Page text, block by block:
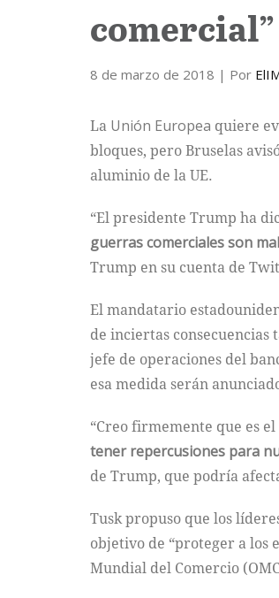
comercial”
8 de marzo de 2018 | Por
La Unión Europea quiere
bloques, pero Bruselas
aluminio de la UE.
“El presidente Trump ha
guerras comerciales son
Trump en su cuenta de
El mandatario
de inciertas
jefe de operaciones del
esa medida serán
“Creo firmemente que es
tener repercusiones para
de Trump, que podría
Tusk propuso que los
objetivo de “proteger a los
Mundial del Comercio